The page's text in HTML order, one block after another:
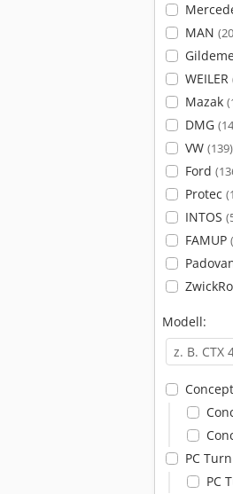
MAN
WEILER
Mazak
DMG
VW (139)
Ford
Protec
INTOS
FAMUP
Modell:
PC Turn
PC